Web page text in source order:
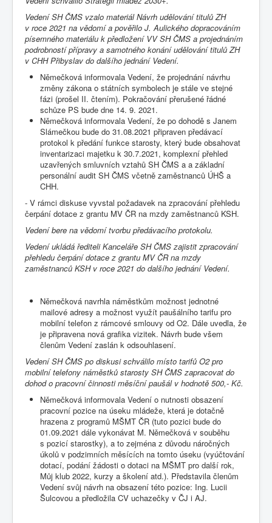
Vedení SH ČMS vzalo materiál Návrh udělování titulů ZH
v roce 2021 na vědomí a pověřilo J. Aulického dopracováním
písemného materiálu k předložení VV SH ČMS a projednáním
podrobností přípravy a samotného konání udělování titulů ZH
v CHH Přibyslav do dalšího jednání Vedení.
Němečková informovala Vedení, že projednání návrhu
změny zákona o státních symbolech je stále ve stejné
fázi (prošel II. čtením). Pokračování přerušené řádné
schůze PS bude dne 14. 9. 2021.
Němečková informovala Vedení, že po dohodě s Janem
Slámečkou bude do 31.08.2021 připraven předávací
protokol k předání funkce starosty, který bude obsahovat
inventarizaci majetku k 30.7.2021, komplexní přehled
uzavřených smluvních vztahů SH ČMS a a základní
personální audit SH ČMS včetně zaměstnanců ÚHŠ a
CHH.
- V rámci diskuse vyvstal požadavek na zpracování přehledu
čerpání dotace z grantu MV ČR na mzdy zaměstnanců KSH.
Vedení bere na vědomí tvorbu předávacího protokolu.
Vedení ukládá řediteli Kanceláře SH ČMS zajistit zpracování
přehledu čerpání dotace z grantu MV ČR na mzdy
zaměstnanců KSH v roce 2021 do dalšího jednání Vedení.
Němečková navrhla náměstkům možnost jednotné
mailové adresy a možnost využít paušálního tarifu pro
mobilní telefon z rámcové smlouvy od O2. Dále uvedla, že
je připravena nová grafika vizitek. Návrh bude všem
členům Vedení zaslán k odsouhlasení.
Vedení SH ČMS po diskusi schválilo místo tarifů O2 pro
mobilní telefony náměstků starosty SH ČMS zapracovat do
dohod o pracovní činnosti měsíční paušál v hodnotě 500,- Kč.
Němečková informovala Vedení o nutnosti obsazení
pracovní pozice na úseku mládeže, která je dotačně
hrazena z programů MŠMT ČR (tuto pozici bude do
01.09.2021 dále vykonávat M. Němečková v souběhu
s pozicí starostky), a to zejména z důvodu náročných
úkolů v podzimních měsících na tomto úseku (vyúčtování
dotací, podání žádosti o dotaci na MŠMT pro další rok,
Můj klub 2022, kurzy a školení atd.). Představila členům
Vedení svůj návrh na obsazení této pozice: Ing. Lucii
Šulcovou a předložila CV uchazečky v ČJ i AJ.